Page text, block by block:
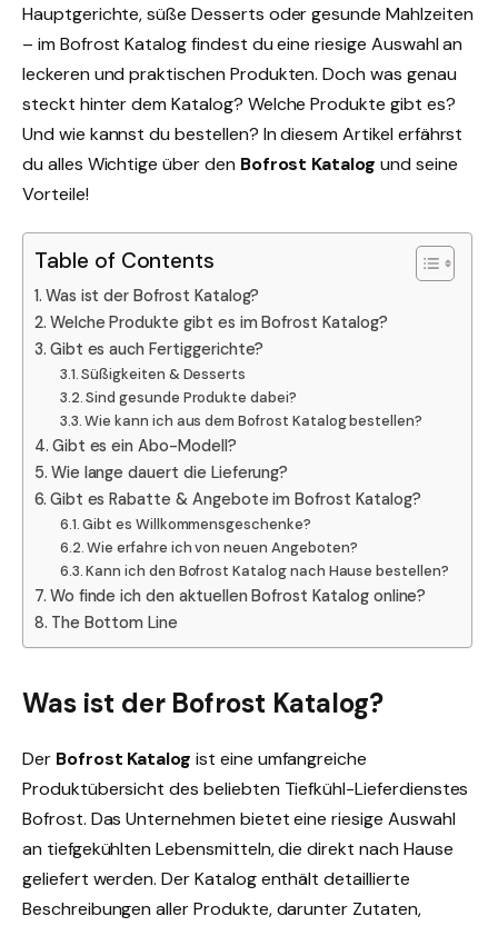
Hauptgerichte, süße Desserts oder gesunde Mahlzeiten
– im Bofrost Katalog findest du eine riesige Auswahl an
leckeren und praktischen Produkten. Doch was genau
steckt hinter dem Katalog? Welche Produkte gibt es?
Und wie kannst du bestellen? In diesem Artikel erfährst
du alles Wichtige über den Bofrost Katalog und seine
Vorteile!
Table of Contents
Was ist der Bofrost Katalog?
Welche Produkte gibt es im Bofrost Katalog?
Gibt es auch Fertiggerichte?
Süßigkeiten & Desserts
Sind gesunde Produkte dabei?
Wie kann ich aus dem Bofrost Katalog bestellen?
Gibt es ein Abo-Modell?
Wie lange dauert die Lieferung?
Gibt es Rabatte & Angebote im Bofrost Katalog?
Gibt es Willkommensgeschenke?
Wie erfahre ich von neuen Angeboten?
Kann ich den Bofrost Katalog nach Hause bestellen?
Wo finde ich den aktuellen Bofrost Katalog online?
The Bottom Line
Was ist der Bofrost Katalog?
Der Bofrost Katalog ist eine umfangreiche
Produktübersicht des beliebten Tiefkühl-Lieferdienstes
Bofrost. Das Unternehmen bietet eine riesige Auswahl
an tiefgekühlten Lebensmitteln, die direkt nach Hause
geliefert werden. Der Katalog enthält detaillierte
Beschreibungen aller Produkte, darunter Zutaten,